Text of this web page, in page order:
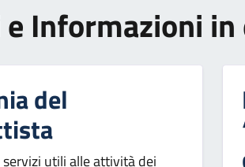
Informazioni in
del
utili alle attività dei